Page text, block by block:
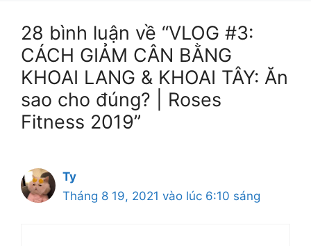
28 bình luận về “VLOG #3:
CÁCH GIẢM CÂN BẰNG
KHOAI LANG & KHOAI TÂY: Ăn
sao cho đúng? | Roses
Fitness 2019”
Ty
Tháng 8 19, 2021 vào lúc 6:10 sáng